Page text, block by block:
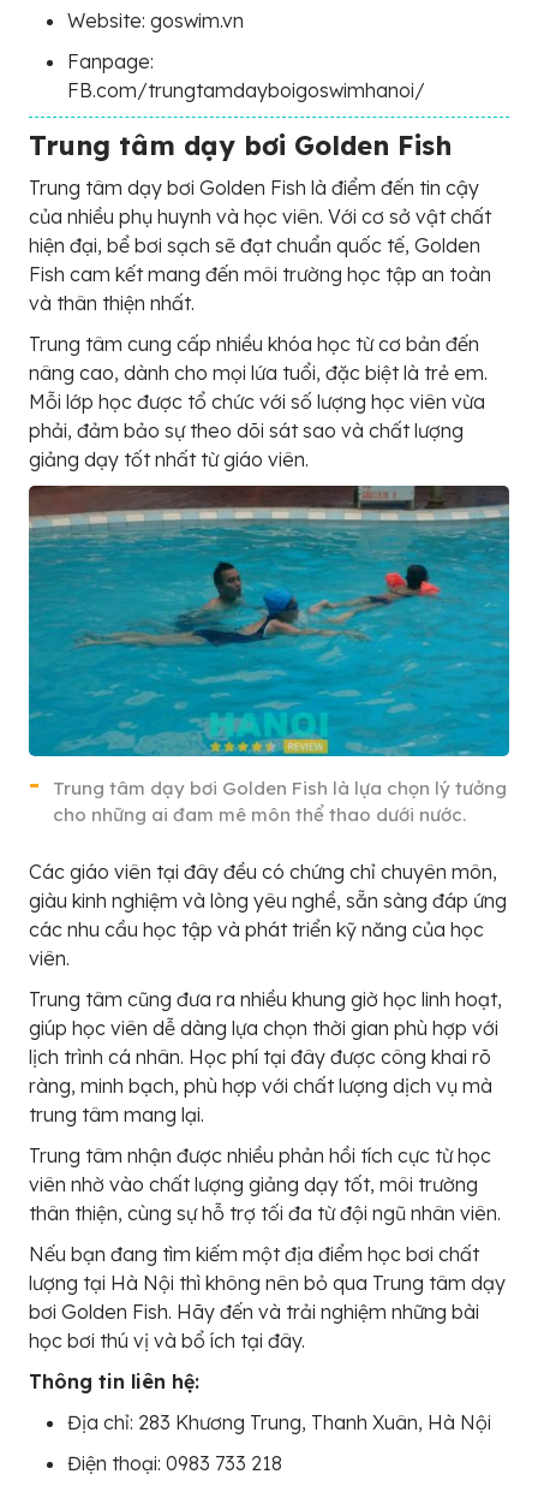
Website: goswim.vn
Fanpage:
FB.com/trungtamdayboigoswimhanoi/
Trung tâm dạy bơi Golden Fish
Trung tâm dạy bơi Golden Fish là điểm đến tin cậy
của nhiều phụ huynh và học viên. Với cơ sở vật chất
hiện đại, bể bơi sạch sẽ đạt chuẩn quốc tế, Golden
Fish cam kết mang đến môi trường học tập an toàn
và thân thiện nhất.
Trung tâm cung cấp nhiều khóa học từ cơ bản đến
nâng cao, dành cho mọi lứa tuổi, đặc biệt là trẻ em.
Mỗi lớp học được tổ chức với số lượng học viên vừa
phải, đảm bảo sự theo dõi sát sao và chất lượng
giảng dạy tốt nhất từ giáo viên.
Trung tâm dạy bơi Golden Fish là lựa chọn lý tưởng
cho những ai đam mê môn thể thao dưới nước.
Các giáo viên tại đây đều có chứng chỉ chuyên môn,
giàu kinh nghiệm và lòng yêu nghề, sẵn sàng đáp ứng
các nhu cầu học tập và phát triển kỹ năng của học
viên.
Trung tâm cũng đưa ra nhiều khung giờ học linh hoạt,
giúp học viên dễ dàng lựa chọn thời gian phù hợp với
lịch trình cá nhân. Học phí tại đây được công khai rõ
ràng, minh bạch, phù hợp với chất lượng dịch vụ mà
trung tâm mang lại.
Trung tâm nhận được nhiều phản hồi tích cực từ học
viên nhờ vào chất lượng giảng dạy tốt, môi trường
thân thiện, cùng sự hỗ trợ tối đa từ đội ngũ nhân viên.
Nếu bạn đang tìm kiếm một địa điểm học bơi chất
lượng tại Hà Nội thì không nên bỏ qua Trung tâm dạy
bơi Golden Fish. Hãy đến và trải nghiệm những bài
học bơi thú vị và bổ ích tại đây.
Thông tin liên hệ:
Địa chỉ: 283 Khương Trung, Thanh Xuân, Hà Nội
Điện thoại: 0983 733 218